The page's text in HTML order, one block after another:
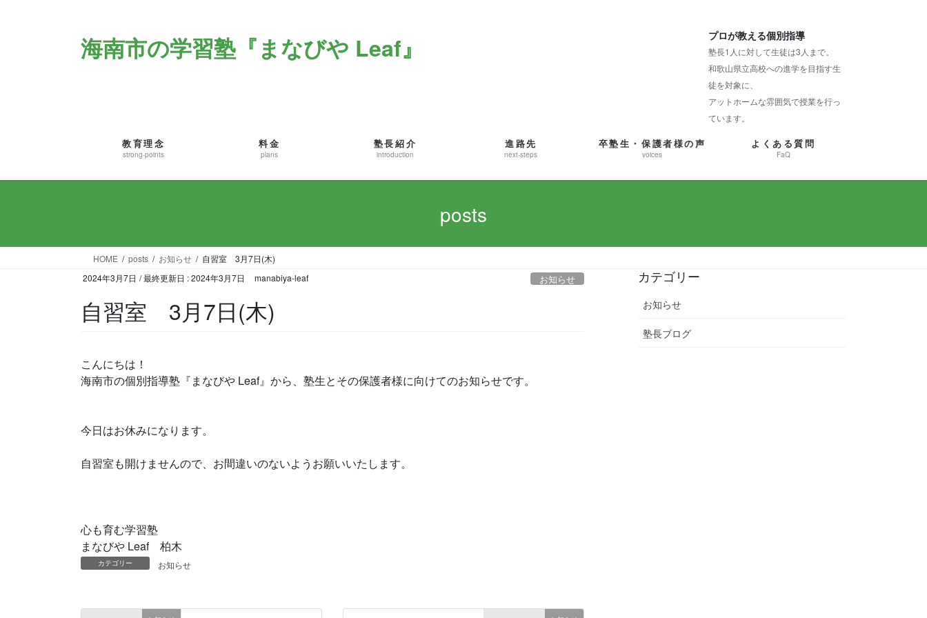
海南市の学習塾『まなびや Leaf』 プロが教える個別指導
塾長1人に対して生徒は3人まで。
和歌山県立高校への進学を目指す生
徒を対象に、
アットホームな雰囲気で授業を行っ
ています。
教育理念
strong-points
料金
plans
塾長紹介
introduction
進路先
next-steps
卒塾生・保護者様の声
voices
よくある質問
FaQ
posts
HOME posts お知らせ
自習室 3月7日(木)
2024年3月7日 / 最終更新日 :2024年3月7日 manabiya-leaf お知らせ
自習室 3月7日(木)
こんにちは！
海南市の個別指導塾『まなびや Leaf』から、塾生とその保護者様に向けてのお知らせです。
今日はお休みになります。
自習室も開けませんので、お間違いのないようお願いいたします。
心も育む学習塾
まなびや Leaf 柏木
カテゴリー お知らせ
カテゴリー
お知らせ
塾長ブログ